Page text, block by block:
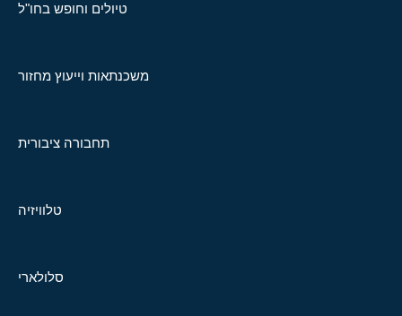
טיולים וחופש בחו"ל
משכנתאות וייעוץ מחזור
תחבורה ציבורית
טלוויזיה
סלולארי